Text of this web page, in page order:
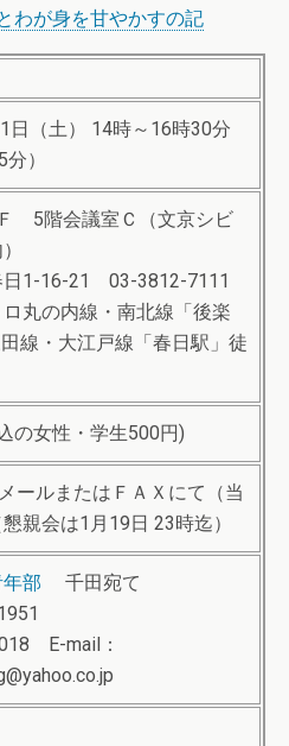
わが身を甘やかすの記
日（土） 14時～16時30分
）
5階会議室Ｃ（文京シビ
日1-16-21 03-3812-7111
丸の内線・南北線「後楽
線・大江戸線「春日駅」徒
の女性・学生500円)
ールまたはＦＡＸにて（当
親会は1月19日 23時迄）
部
千田宛て
E-mail：